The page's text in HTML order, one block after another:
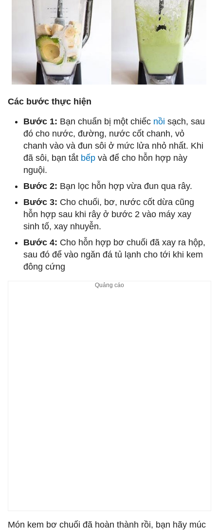
Các bước thực hiện
Bước 1: Bạn chuẩn bị một chiếc nồi sạch, sau
đó cho nước, đường, nước cốt chanh, vỏ
chanh vào và đun sôi ở mức lửa nhỏ nhất. Khi
đã sôi, bạn tắt bếp và để cho hỗn hợp này
nguội.
Bước 2: Bạn lọc hỗn hợp vừa đun qua rây.
Bước 3: Cho chuối, bơ, nước cốt dừa cũng
hỗn hợp sau khi rây ở bước 2 vào máy xay
sinh tố, xay nhuyễn.
Bước 4: Cho hỗn hợp bơ chuối đã xay ra hộp,
sau đó để vào ngăn đá tủ lạnh cho tới khi kem
đông cứng
Món kem bơ chuối đã hoàn thành rồi, bạn hãy múc